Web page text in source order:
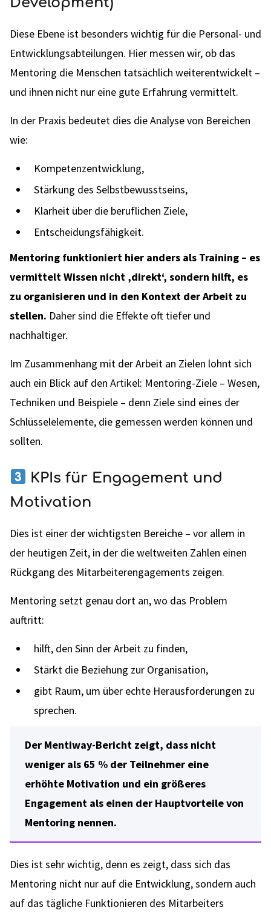
Diese Ebene ist besonders wichtig für die Personal- und
Entwicklungsabteilungen. Hier messen wir, ob das
Mentoring die Menschen tatsächlich weiterentwickelt –
und ihnen nicht nur eine gute Erfahrung vermittelt.
In der Praxis bedeutet dies die Analyse von Bereichen
wie:
Kompetenzentwicklung,
Stärkung des Selbstbewusstseins,
Klarheit über die beruflichen Ziele,
Entscheidungsfähigkeit.
Mentoring funktioniert hier anders als Training – es
vermittelt Wissen nicht ‚direkt‘, sondern hilft, es
zu organisieren und in den Kontext der Arbeit zu
stellen. Daher sind die Effekte oft tiefer und
nachhaltiger.
Im Zusammenhang mit der Arbeit an Zielen lohnt sich
auch ein Blick auf den Artikel: Mentoring-Ziele – Wesen,
Techniken und Beispiele – denn Ziele sind eines der
Schlüsselelemente, die gemessen werden können und
sollten.
KPIs für Engagement und
Motivation
Dies ist einer der wichtigsten Bereiche – vor allem in
der heutigen Zeit, in der die weltweiten Zahlen einen
Rückgang des Mitarbeiterengagements zeigen.
Mentoring setzt genau dort an, wo das Problem
auftritt:
hilft, den Sinn der Arbeit zu finden,
Stärkt die Beziehung zur Organisation,
gibt Raum, um über echte Herausforderungen zu
sprechen.
Der Mentiway-Bericht zeigt, dass nicht
weniger als 65 % der Teilnehmer eine
erhöhte Motivation und ein größeres
Engagement als einen der Hauptvorteile von
Mentoring nennen.
Dies ist sehr wichtig, denn es zeigt, dass sich das
Mentoring nicht nur auf die Entwicklung, sondern auch
auf das tägliche Funktionieren des Mitarbeiters